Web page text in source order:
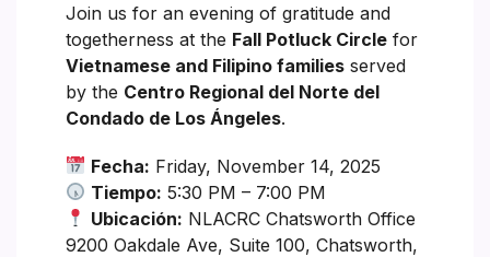
Join us for an evening of gratitude and
togetherness at the Fall Potluck Circle for
Vietnamese and Filipino families served
by the Centro Regional del Norte del
Condado de Los Ángeles.
Fecha: Friday, November 14, 2025
Tiempo: 5:30 PM – 7:00 PM
Ubicación: NLACRC Chatsworth Office
9200 Oakdale Ave, Suite 100, Chatsworth,